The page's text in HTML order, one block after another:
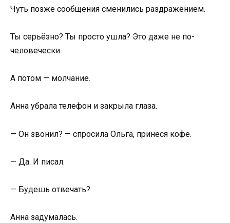
Чуть позже сообщения сменились раздражением.
Ты серьёзно? Ты просто ушла? Это даже не по-
человечески.
А потом — молчание.
Анна убрала телефон и закрыла глаза.
— Он звонил? — спросила Ольга, принеся кофе.
— Да. И писал.
— Будешь отвечать?
Анна задумалась.